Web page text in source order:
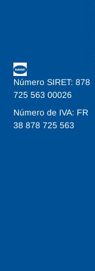
Número SIRET: 878
725 563 00026
Número de IVA: FR
38 878 725 563